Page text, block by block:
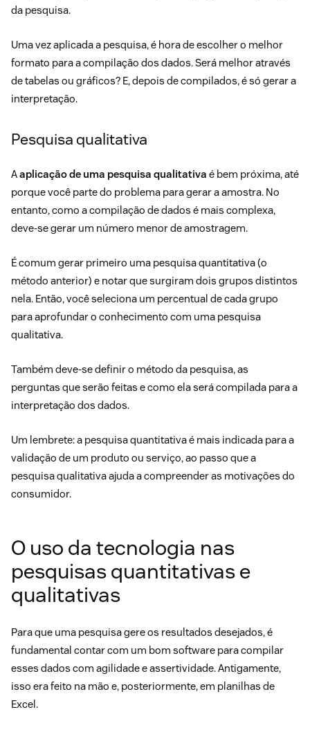
da pesquisa.
Uma vez aplicada a pesquisa, é hora de escolher o melhor
formato para a compilação dos dados. Será melhor através
de tabelas ou gráficos? E, depois de compilados, é só gerar a
interpretação.
Pesquisa qualitativa
Aaplicação de uma pesquisa qualitativa é bem próxima, até
porque você parte do problema para gerar a amostra. No
entanto, como a compilação de dados é mais complexa,
deve-se gerar um número menor de amostragem.
É comum gerar primeiro uma pesquisa quantitativa (o
método anterior) e notar que surgiram dois grupos distintos
nela. Então, você seleciona um percentual de cada grupo
para aprofundar o conhecimento com uma pesquisa
qualitativa.
Também deve-se definir o método da pesquisa, as
perguntas que serão feitas e como ela será compilada para a
interpretação dos dados.
Um lembrete: a pesquisa quantitativa é mais indicada para a
validação de um produto ou serviço, ao passo que a
pesquisa qualitativa ajuda a compreender as motivações do
consumidor.
O uso da tecnologia nas
pesquisas quantitativas e
qualitativas
Para que uma pesquisa gere os resultados desejados, é
fundamental contar com um bom software para compilar
esses dados com agilidade e assertividade. Antigamente,
isso era feito na mão e, posteriormente, em planilhas de
Excel.